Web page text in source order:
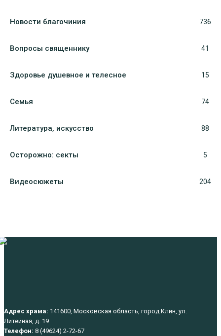
Новости благочиния 736
Вопросы священнику 41
Здоровье душевное и телесное 15
Семья 74
Литература, искуcство 88
Осторожно: секты 5
Видеосюжеты 204
Адрес храма: 141600, Московская область, город Клин, ул.
Литейная, д. 19
Телефон: 8 (49624) 2-72-67